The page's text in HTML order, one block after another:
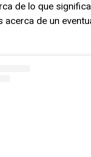
de lo que
acerca de un